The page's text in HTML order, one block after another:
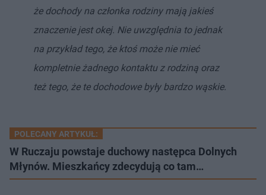
że dochody na członka rodziny mają jakieś
znaczenie jest okej. Nie uwzględnia to jednak
na przykład tego, że ktoś może nie mieć
kompletnie żadnego kontaktu z rodziną oraz
też tego, że te dochodowe były bardzo wąskie.
POLECANY ARTYKUŁ:
W Ruczaju powstaje duchowy następca Dolnych
Młynów. Mieszkańcy zdecydują co tam…